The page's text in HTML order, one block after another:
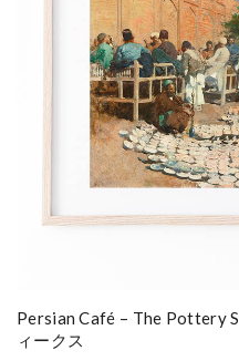
Persian Café – The Pottery
ィークス